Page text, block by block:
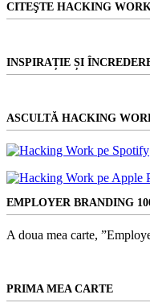
CITEŞTE HACKING
INSPIRAȚIE ȘI
ASCULTĂ HACKING
EMPLOYER BRANDING
A doua mea carte,
PRIMA MEA CARTE